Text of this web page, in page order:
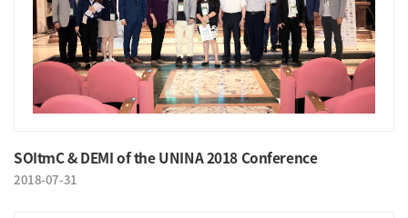
SOItmC & DEMI of the UNINA 2018 Conference
2018-07-31